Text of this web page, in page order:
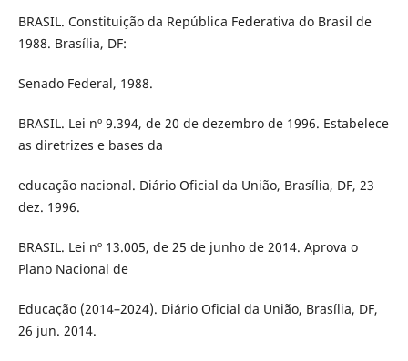
BRASIL. Constituição da República Federativa do Brasil de
1988. Brasília, DF:
Senado Federal, 1988.
BRASIL. Lei nº 9.394, de 20 de dezembro de 1996. Estabelece
as diretrizes e bases da
educação nacional. Diário Oficial da União, Brasília, DF, 23
dez. 1996.
BRASIL. Lei nº 13.005, de 25 de junho de 2014. Aprova o
Plano Nacional de
Educação (2014–2024). Diário Oficial da União, Brasília, DF,
26 jun. 2014.